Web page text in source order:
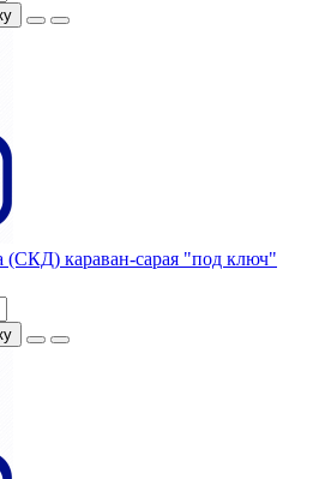
(СКД) караван-сарая "под ключ"